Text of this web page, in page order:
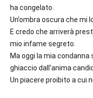
ha congelato.
Un’ombra oscura che mi
E credo che arriverà
mio infame segreto.
Ma oggi la mia
ghiaccio dall’anima
Un piacere proibito a cui